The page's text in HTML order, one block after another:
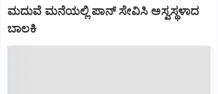
ಮದುವೆ ಮನೆಯಲ್ಲಿ ಪಾನ್‌ ಸೇವಿಸಿ ಅಸ್ವಸ್ಥಳಾದ
ಬಾಲಕಿ